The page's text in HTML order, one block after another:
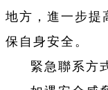
地方，進一步提
保自身安全。
緊急聯系方